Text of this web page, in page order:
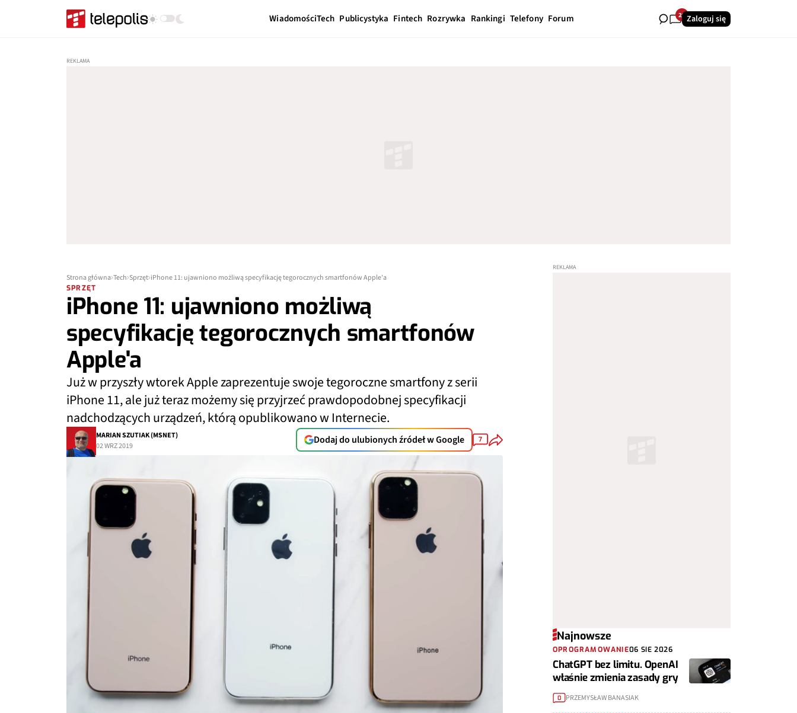
WiadomościTech Publicystyka Fintech Rozrywka Rankingi Telefony Forum 29Zaloguj się
Strona główna Tech Sprzęt iPhone 11: ujawniono możliwą specyfikację tegorocznych smartfonów Apple'a
SPRZĘT
iPhone 11: ujawniono możliwą
specyfikację tegorocznych smartfonów
Apple'a
Już w przyszły wtorek Apple zaprezentuje swoje tegoroczne smartfony z serii
iPhone 11, ale już teraz możemy się przyjrzeć prawdopodobnej specyfikacji
nadchodzących urządzeń, którą opublikowano w Internecie.
MARIAN SZUTIAK (MSNET)
02 WRZ 2019
Dodaj do ulubionych źródeł w Google 7
Najnowsze
OPROGRAMOWANIE06 SIE 2026
ChatGPT bez limitu. OpenAI
właśnie zmienia zasady gry
0 PRZEMYSŁAW BANASIAK